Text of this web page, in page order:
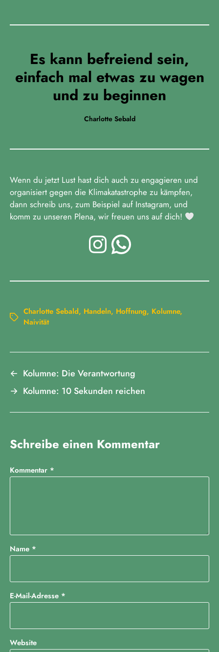
Es kann befreiend sein,
einfach mal etwas zu wagen
und zu beginnen
Charlotte Sebald
Wenn du jetzt Lust hast dich auch zu engagieren und
organisiert gegen die Klimakatastrophe zu kämpfen,
dann schreib uns, zum Beispiel auf Instagram, und
komm zu unseren Plena, wir freuen uns auf dich!
Charlotte Sebald, Handeln, Hoffnung, Kolumne,
Naivität
← Kolumne: Die Verantwortung
→ Kolumne: 10 Sekunden reichen
Schreibe einen Kommentar
Kommentar *
Name *
E-Mail-Adresse *
Website